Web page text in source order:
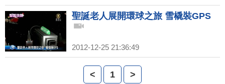
聖誕老人展開環球之旅 雪橇裝GPS
2012-12-25 21:36:49
< 1 >